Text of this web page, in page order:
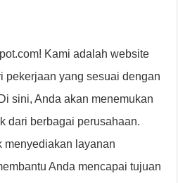
Kami adalah website
pekerjaan yang sesuai dengan
sini, Anda akan menemukan
dari berbagai perusahaan.
menyediakan layanan
Anda mencapai tujuan